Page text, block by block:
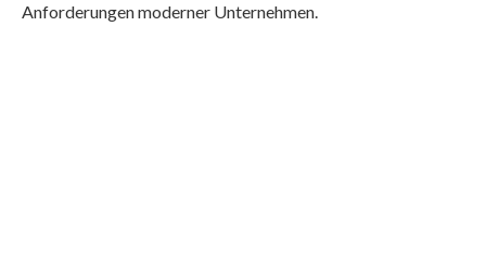
Anforderungen moderner Unternehmen.